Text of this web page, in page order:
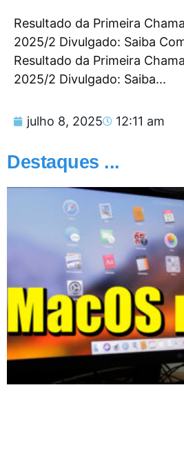
Resultado da Primeira
2025/2 Divulgado: Saiba
Resultado da Primeira
2025/2 Divulgado: Saiba...
julho 8, 2025 12:11 am
Destaques ...